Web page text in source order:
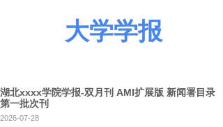
大学学报
湖北xxxx学院学报-双月刊 AMI扩展版 新闻署目录
第一批次刊
2026-07-28